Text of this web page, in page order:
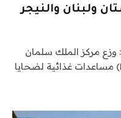
ولبنان والنيجر
01-30 09:46 الرياض: وزع مركز الملك سلمان
للإغاثة والأعمال الإنسانية (KSRelief) مساعدات غذائية لضحايا